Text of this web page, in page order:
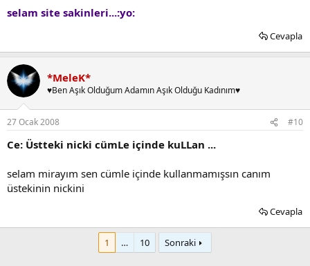
selam site sakinleri...:yo:
Cevapla
*MeleK*
♥Ben Aşık Olduğum Adamın Aşık Olduğu Kadınım♥
27 Ocak 2008 #10
Ce: Üstteki nicki cümLe içinde kuLLan ...
selam mirayım sen cümle içinde kullanmamışsın canım
üstekinin nickini
Cevapla
1 … 10 Sonraki